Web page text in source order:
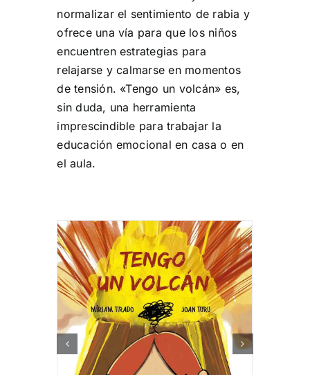
normalizar el sentimiento de rabia y
ofrece una vía para que los niños
encuentren estrategias para
relajarse y calmarse en momentos
de tensión. «Tengo un volcán» es,
sin duda, una herramienta
imprescindible para trabajar la
educación emocional en casa o en
el aula.